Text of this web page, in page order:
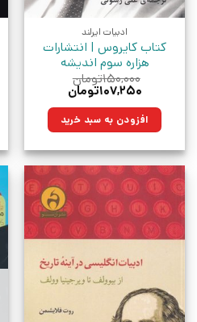
ادبیات ایرلند
کتاب کایروس | انتشارات
هزاره سوم اندیشه
۱۵۰,۰۰۰تومان
قیمت
۱۵۰,۰۰۰تومان
بود.
۱۰۷,۲۵۰تومان
۱۰۷,۲۵۰تومان.افزودن به سبد خرید